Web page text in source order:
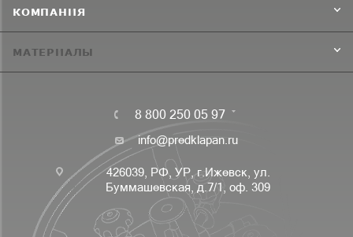
КОМПАНИЯ
МАТЕРИАЛЫ
8 800 250 05 97
info@predklapan.ru
426039, РФ, УР, г.Ижевск, ул.
Буммашевская, д.7/1, оф. 309